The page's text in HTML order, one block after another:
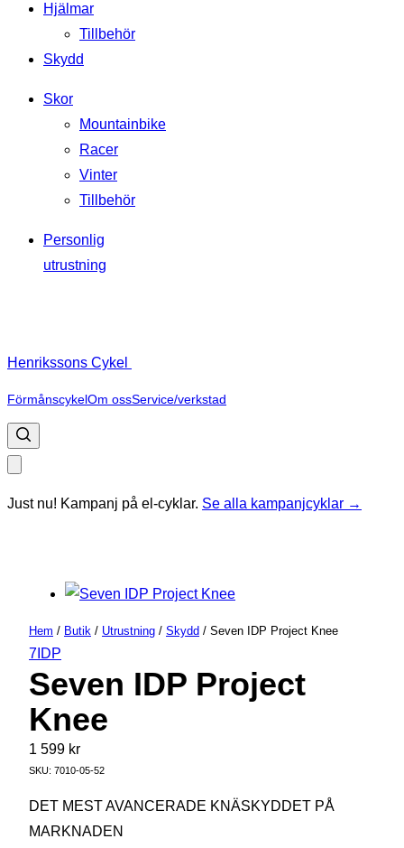
Hjälmar
Tillbehör
Skydd
Skor
Mountainbike
Racer
Vinter
Tillbehör
Personlig
utrustning
Henrikssons Cykel
FörmånscykelOm ossService/verkstad
Just nu! Kampanj på el-cyklar. Se alla kampanjcyklar →
Hem / Butik / Utrustning / Skydd / Seven IDP Project Knee
7IDP
Seven IDP Project
Knee
1 599 kr
SKU: 7010-05-52
DET MEST AVANCERADE KNÄSKYDDET PÅ
MARKNADEN